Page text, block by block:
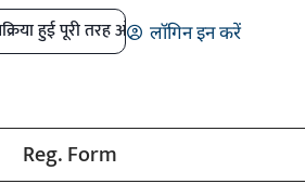
ऑनलाइन डोंगरगढ़ भाजपा मंडल भंग,
लॉगिन इन करें
Reg. Form